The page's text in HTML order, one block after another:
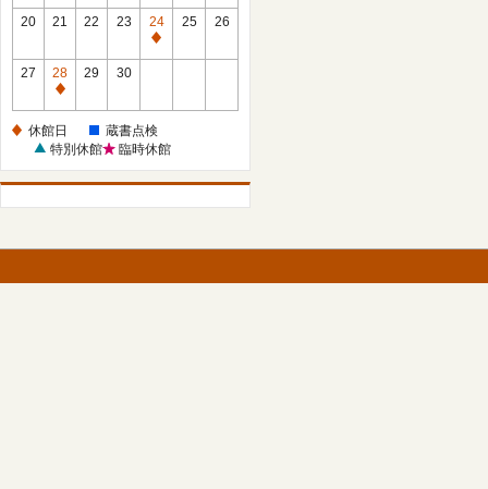
館
館
20 21 22 23
24
休
25 26
27
28
休
日
29 30
休館日
蔵書点検
特別休館
臨時休館